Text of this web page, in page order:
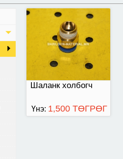
Шаланк холбогч
Үнэ: 1,500 ТӨГРӨГ